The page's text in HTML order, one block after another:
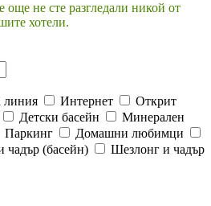
още не сте разгледали никой от
хотели.
линия Интернет
Открит
Детски басейн
Минерален
Паркинг
Домашни любимци
чадър (басейн)
Шезлонг и чадър